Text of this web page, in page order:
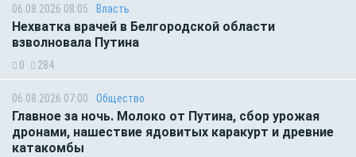
06.08.2026 08:05 Власть
Нехватка врачей в Белгородской области
взволновала Путина
0 284
06.08.2026 07:00 Общество
Главное за ночь. Молоко от Путина, сбор урожая
дронами, нашествие ядовитых каракурт и древние
катакомбы